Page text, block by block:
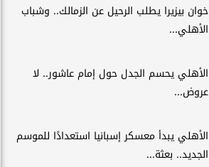
خوان بيزيرا يطلب الرحيل عن الزمالك.. وشباب
الأهلي...
الأهلي يحسم الجدل حول إمام عاشور.. لا
عروض...
الأهلي يبدأ معسكر إسبانيا استعدادًا للموسم
الجديد.. بعثة...